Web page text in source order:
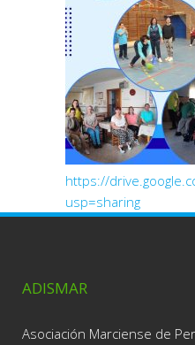
https://
usp=sharing
ADISMAR
Asociación Marciense de